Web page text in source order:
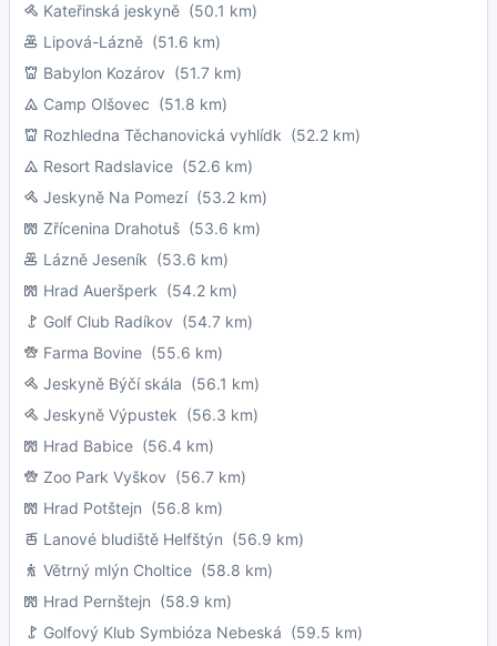
Kateřinská jeskyně (50.1 km)
Lipová-Lázně (51.6 km)
Babylon Kozárov (51.7 km)
Camp Olšovec (51.8 km)
Rozhledna Těchanovická vyhlídk (52.2 km)
Resort Radslavice (52.6 km)
Jeskyně Na Pomezí(53.2 km)
Zřícenina Drahotuš (53.6 km)
Lázně Jeseník (53.6 km)
Hrad Aueršperk (54.2 km)
Golf Club Radíkov (54.7 km)
Farma Bovine (55.6 km)
Jeskyně Býčí skála (56.1 km)
Jeskyně Výpustek (56.3 km)
Hrad Babice (56.4 km)
Zoo Park Vyškov (56.7 km)
Hrad Potštejn (56.8 km)
Lanové bludiště Helfštýn (56.9 km)
Větrný mlýn Choltice (58.8 km)
Hrad Pernštejn (58.9 km)
Golfový Klub Symbióza Nebeská (59.5 km)